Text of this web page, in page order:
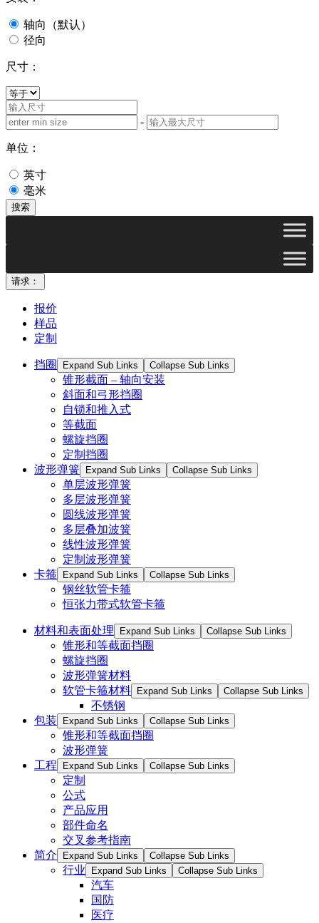
轴向（默认）
径向
尺寸：
-
单位：
英寸
毫米
搜索
请求：
报价
样品
定制
挡圈 Expand Sub Links Collapse Sub Links
锥形截面 – 轴向安装
斜面和弓形挡圈
自锁和推入式
等截面
螺旋挡圈
定制挡圈
波形弹簧
Expand Sub Links Collapse Sub Links
单层波形弹簧
多层波形弹簧
圆线波形弹簧
多层叠加波簧
线性波形弹簧
定制波形弹簧
卡箍
Expand Sub Links Collapse Sub Links
钢丝软管卡箍
恒张力带式软管卡箍
材料和表面处理 Expand Sub Links Collapse Sub Links
锥形和等截面挡圈
螺旋挡圈
波形弹簧材料
软管卡箍材料
Expand Sub Links Collapse Sub Links
不锈钢
包装
Expand Sub Links Collapse Sub Links
锥形和等截面挡圈
波形弹簧
工程
Expand Sub Links Collapse Sub Links
定制
公式
产品应用
部件命名
交叉参考指南
简介
Expand Sub Links Collapse Sub Links
行业 Expand Sub Links Collapse Sub Links
汽车
国防
医疗